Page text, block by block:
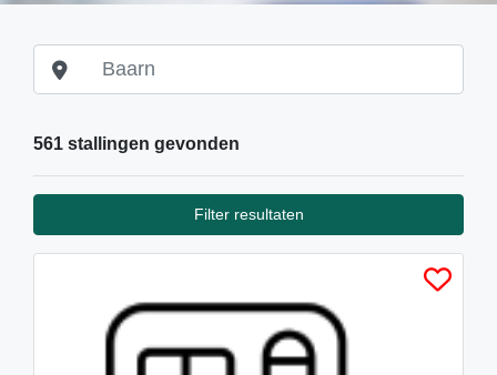
561 stallingen gevonden
Filter resultaten